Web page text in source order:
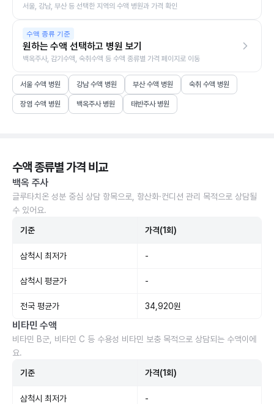
서울, 강남, 부산 등 선택한 지역의 수액 병원과 가격 확인
수액 종류 기준
원하는 수액 선택하고 병원 보기
백옥주사, 감기수액, 숙취수액 등 수액 종류별 가격 페이지로 이동
서울 수액 병원 강남 수액 병원 부산 수액 병원 숙취 수액 병원
장염 수액 병원 백옥주사 병원 태반주사 병원
수액 종류별 가격 비교
백옥 주사
글루타치온 성분 중심 상담 항목으로, 항산화·컨디션 관리 목적으로 상담될
수 있어요.
기준 가격(1회)
삼척시 최저가 -
삼척시 평균가 -
전국 평균가 34,920원
비타민 수액
비타민 B군, 비타민 C 등 수용성 비타민 보충 목적으로 상담되는 수액이에
요.
기준 가격(1회)
삼척시 최저가 -